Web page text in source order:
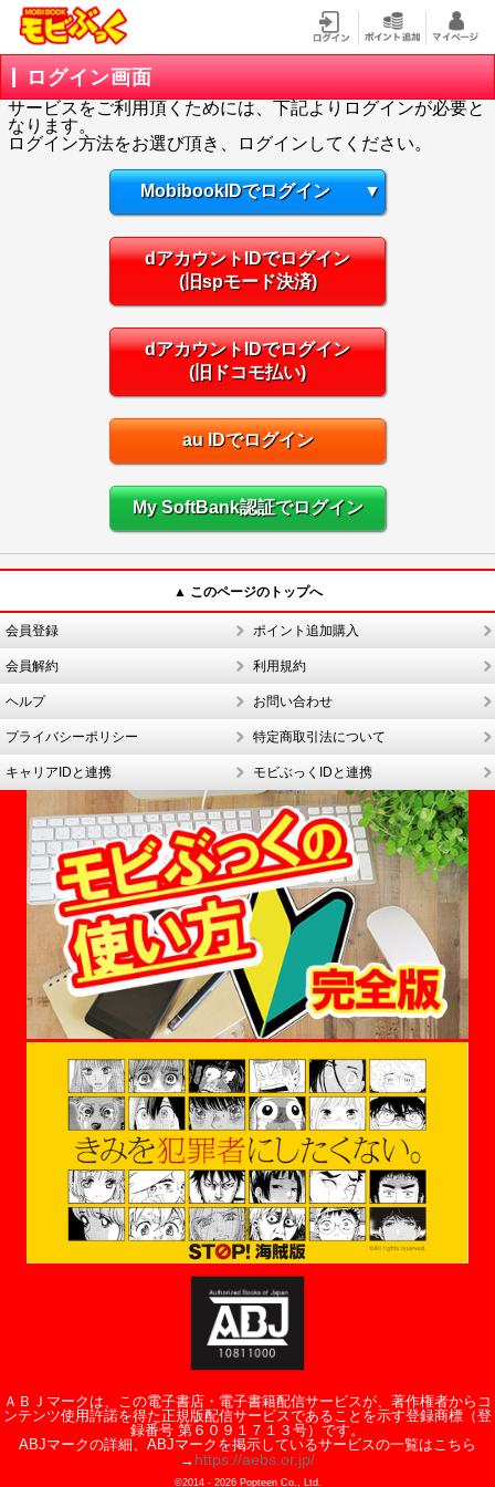
ログイン画面
サービスをご利用頂くためには、下記よりログインが必要と
なります。
ログイン方法をお選び頂き、ログインしてください。
MobibookIDでログイン ▼
dアカウントIDでログイン
(旧spモード決済)
dアカウントIDでログイン
(旧ドコモ払い)
au IDでログイン
My SoftBank認証でログイン
▲ このページのトップへ
会員登録 ポイント追加購入
会員解約 利用規約
ヘルプ お問い合わせ
プライバシーポリシー 特定商取引法について
キャリアIDと連携 モビぶっくIDと連携
ＡＢＪマークは、この電子書店・電子書籍配信サービスが、著作権者からコ
ンテンツ使用許諾を得た正規版配信サービスであることを示す登録商標（登
録番号 第６０９１７１３号）です。
ABJマークの詳細、ABJマークを掲示しているサービスの一覧はこちら
→ https://aebs.or.jp/
©2014 - 2026Popteen Co., Ltd.